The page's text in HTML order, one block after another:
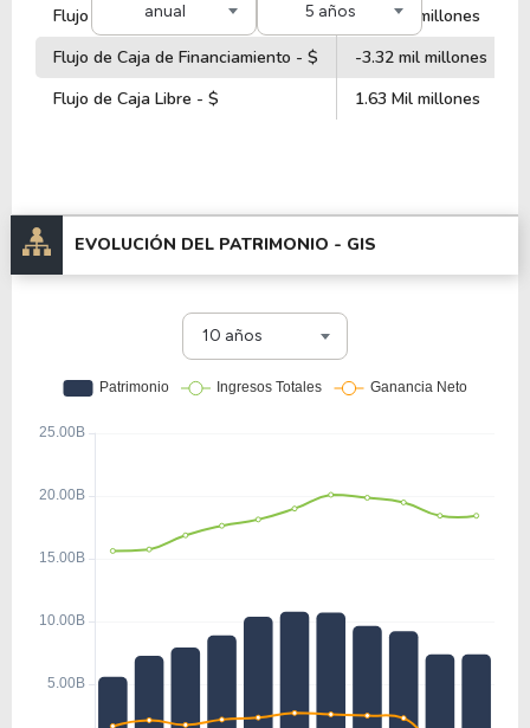
anual 5 años
Flujo de Caja de Inversiones - $
1.26 Mil millones
Flujo de Caja de Financiamiento - $
-3.32 mil millones
Flujo de Caja Libre - $
1.63 Mil millones
EVOLUCIÓN DEL PATRIMONIO - GIS
10 años